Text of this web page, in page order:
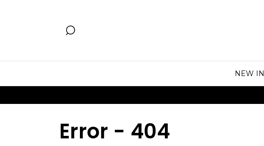
NEW IN
Error - 404